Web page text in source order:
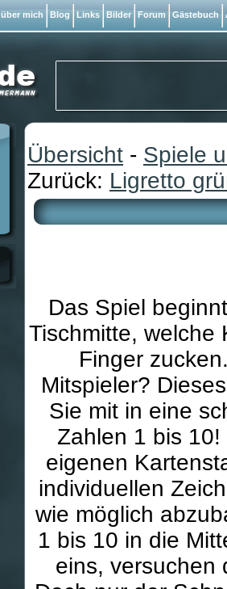
Übersicht - Spiele
Zurück: Ligretto
Das Spiel
Tischmitte, welche
Finger
Mitspieler?
Sie mit in eine
Zahlen 1 bis
eigenen
individuellen
wie möglich
1 bis 10 in die
eins, versuchen
über mich Blog Links Bilder Forum Gästebuch